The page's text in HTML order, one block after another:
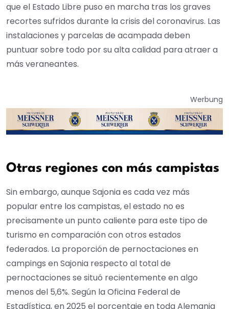
que el Estado Libre puso en marcha tras los graves
recortes sufridos durante la crisis del coronavirus. Las
instalaciones y parcelas de acampada deben
puntuar sobre todo por su alta calidad para atraer a
más veraneantes.
Werbung
Otras regiones con más campistas
Sin embargo, aunque Sajonia es cada vez más
popular entre los campistas, el estado no es
precisamente un punto caliente para este tipo de
turismo en comparación con otros estados
federados. La proporción de pernoctaciones en
campings en Sajonia respecto al total de
pernoctaciones se situó recientemente en algo
menos del 5,6%. Según la Oficina Federal de
Estadística, en 2025 el porcentaje en toda Alemania